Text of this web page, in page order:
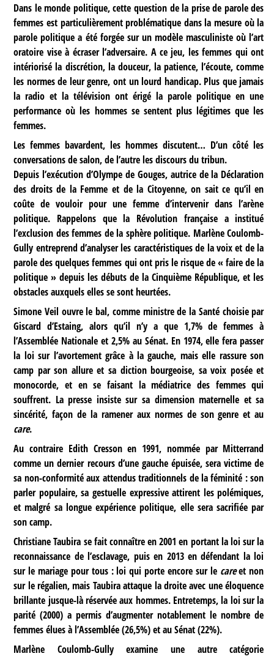
Dans le monde politique, cette question de la prise de parole des
femmes est particulièrement problématique dans la mesure où la
parole politique a été forgée sur un modèle masculiniste où l’art
oratoire vise à écraser l’adversaire. A ce jeu, les femmes qui ont
intériorisé la discrétion, la douceur, la patience, l’écoute, comme
les normes de leur genre, ont un lourd handicap. Plus que jamais
la radio et la télévision ont érigé la parole politique en une
performance où les hommes se sentent plus légitimes que les
femmes.
Les femmes bavardent, les hommes discutent… D’un côté les
conversations de salon, de l’autre les discours du tribun.
Depuis l’exécution d’Olympe de Gouges, autrice de la Déclaration
des droits de la Femme et de la Citoyenne, on sait ce qu’il en
coûte de vouloir pour une femme d’intervenir dans l’arène
politique. Rappelons que la Révolution française a institué
l’exclusion des femmes de la sphère politique. Marlène Coulomb-
Gully entreprend d’analyser les caractéristiques de la voix et de la
parole des quelques femmes qui ont pris le risque de « faire de la
politique » depuis les débuts de la Cinquième République, et les
obstacles auxquels elles se sont heurtées.
Simone Veil ouvre le bal, comme ministre de la Santé choisie par
Giscard d’Estaing, alors qu’il n’y a que 1,7% de femmes à
l’Assemblée Nationale et 2,5% au Sénat. En 1974, elle fera passer
la loi sur l’avortement grâce à la gauche, mais elle rassure son
camp par son allure et sa diction bourgeoise, sa voix posée et
monocorde, et en se faisant la médiatrice des femmes qui
souffrent. La presse insiste sur sa dimension maternelle et sa
sincérité, façon de la ramener aux normes de son genre et au
care.
Au contraire Edith Cresson en 1991, nommée par Mitterrand
comme un dernier recours d’une gauche épuisée, sera victime de
sa non-conformité aux attendus traditionnels de la féminité : son
parler populaire, sa gestuelle expressive attirent les polémiques,
et malgré sa longue expérience politique, elle sera sacrifiée par
son camp.
Christiane Taubira se fait connaître en 2001 en portant la loi sur la
reconnaissance de l’esclavage, puis en 2013 en défendant la loi
sur le mariage pour tous : loi qui porte encore sur le careet non
sur le régalien, mais Taubira attaque la droite avec une éloquence
brillante jusque-là réservée aux hommes. Entretemps, la loi sur la
parité (2000) a permis d’augmenter notablement le nombre de
femmes élues à l’Assemblée (26,5%) et au Sénat (22%).
Marlène Coulomb-Gully examine une autre catégorie